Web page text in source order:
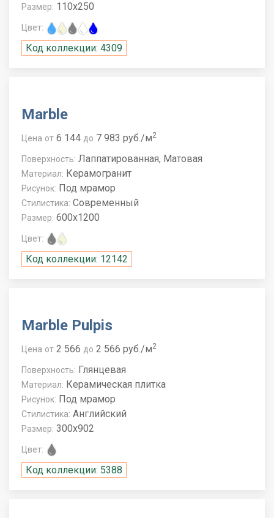
Размер: 110x250
Цвет:
Код коллекции: 4309
Marble
Цена от 6 144 до 7 983 руб./м2
Поверхность: Лаппатированная, Матовая
Материал: Керамогранит
Рисунок: Под мрамор
Стилистика: Современный
Размер: 600x1200
Цвет:
Код коллекции: 12142
Marble Pulpis
Цена от 2 566 до 2 566 руб./м2
Поверхность: Глянцевая
Материал: Керамическая плитка
Рисунок: Под мрамор
Стилистика: Английский
Размер: 300x902
Цвет:
Код коллекции: 5388